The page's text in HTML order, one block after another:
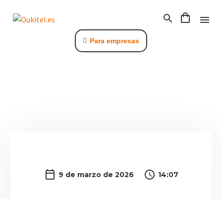
Para empresas
9 de marzo de 2026 14:07